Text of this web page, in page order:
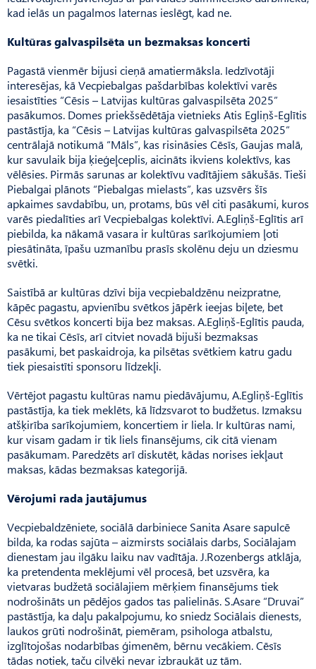
kad ielās un pagalmos laternas ieslēgt, kad ne.
Kultūras galvaspilsēta un bezmaksas koncerti
Pagastā vienmēr bijusi cieņā amatiermāksla. Iedzīvotāji
interesējas, kā Vecpiebalgas pašdarbības kolektīvi varēs
iesaistīties “Cēsis – Latvijas kultūras galvaspilsēta 2025”
pasākumos. Domes priekšsēdētāja vietnieks Atis Egliņš-Eglītis
pastāstīja, ka “Cēsis – Latvijas kultūras galvaspilsēta 2025”
centrālajā notikumā “Māls”, kas risināsies Cēsīs, Gaujas malā,
kur savulaik bija ķieģeļceplis, aicināts ikviens kolektīvs, kas
vēlēsies. Pirmās sarunas ar kolektīvu vadītājiem sākušās. Tieši
Piebalgai plānots “Piebalgas mielasts”, kas uzsvērs šīs
apkaimes savdabību, un, protams, būs vēl citi pasākumi, kuros
varēs piedalīties arī Vecpiebalgas kolektīvi. A.Egliņš-Eglītis arī
piebilda, ka nākamā vasara ir kultūras sarīkojumiem ļoti
piesātināta, īpašu uzmanību prasīs skolēnu deju un dziesmu
svētki.
Saistībā ar kultūras dzīvi bija vecpiebaldzēnu neizpratne,
kāpēc pagastu, apvienību svētkos jāpērk ieejas biļete, bet
Cēsu svētkos koncerti bija bez maksas. A.Egliņš-Eglītis pauda,
ka ne tikai Cēsīs, arī citviet novadā bijuši bezmaksas
pasākumi, bet paskaidroja, ka pilsētas svētkiem katru gadu
tiek piesaistīti sponsoru līdzekļi.
Vērtējot pagastu kultūras namu piedāvājumu, A.Egliņš-Eglītis
pastāstīja, ka tiek meklēts, kā līdzsvarot to budžetus. Izmaksu
atšķirība sarīkojumiem, koncertiem ir liela. Ir kultūras nami,
kur visam gadam ir tik liels finansējums, cik citā vienam
pasākumam. Paredzēts arī diskutēt, kādas norises iekļaut
maksas, kādas bezmaksas kategorijā.
Vērojumi rada jautājumus
Vecpiebaldzēniete, sociālā darbiniece Sanita Asare sapulcē
bilda, ka rodas sajūta – aizmirsts sociālais darbs, Sociālajam
dienestam jau ilgāku laiku nav vadītāja. J.Rozenbergs atklāja,
ka pretendenta meklējumi vēl procesā, bet uzsvēra, ka
vietvaras budžetā sociālajiem mērķiem finansējums tiek
nodrošināts un pēdējos gados tas palielinās. S.Asare “Druvai”
pastāstīja, ka daļu pakalpojumu, ko sniedz Sociālais dienests,
laukos grūti nodrošināt, piemēram, psihologa atbalstu,
izglītojošas nodarbības ģimenēm, bērnu vecākiem. Cēsīs
tādas notiek, taču cilvēki nevar izbraukāt uz tām.